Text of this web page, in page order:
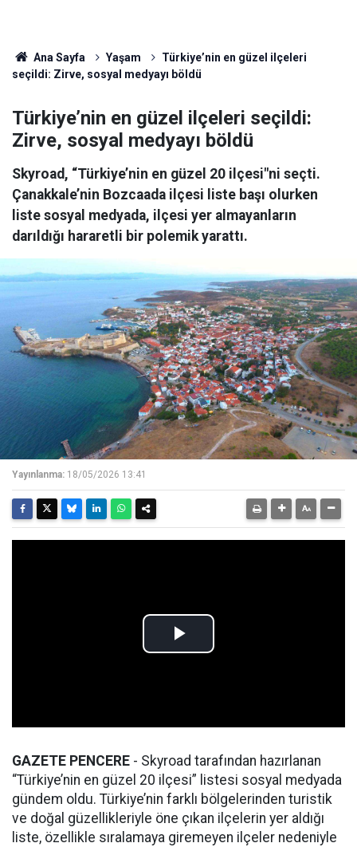
Ana Sayfa Yaşam
Türkiye’nin en güzel ilçeleri
seçildi: Zirve, sosyal medyayı böldü
Türkiye’nin en güzel ilçeleri seçildi:
Zirve, sosyal medyayı böldü
Skyroad, “Türkiye’nin en güzel 20 ilçesi"ni seçti.
Çanakkale’nin Bozcaada ilçesi liste başı olurken
liste sosyal medyada, ilçesi yer almayanların
darıldığı hararetli bir polemik yarattı.
Yayınlanma: 18/05/2026 13:41
GAZETE PENCERE - Skyroad tarafından hazırlanan
“Türkiye’nin en güzel 20 ilçesi” listesi sosyal medyada
gündem oldu. Türkiye’nin farklı bölgelerinden turistik
ve doğal güzellikleriyle öne çıkan ilçelerin yer aldığı
liste, özellikle sıralamaya giremeyen ilçeler nedeniyle